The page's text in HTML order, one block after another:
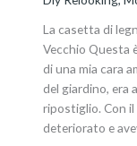
La casetta di
Vecchio Questa
di una mia cara
del giardino, era
ripostiglio. Con il
deteriorato e